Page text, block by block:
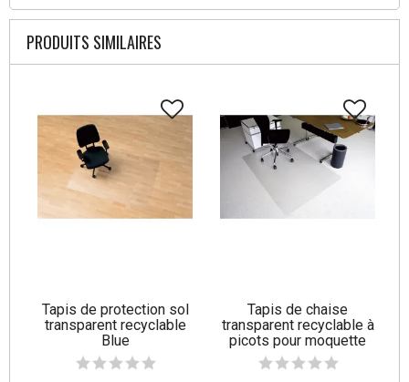
PRODUITS SIMILAIRES
Tapis de protection sol
transparent recyclable
Blue
Tapis de chaise
transparent recyclable à
picots pour moquette
Tee